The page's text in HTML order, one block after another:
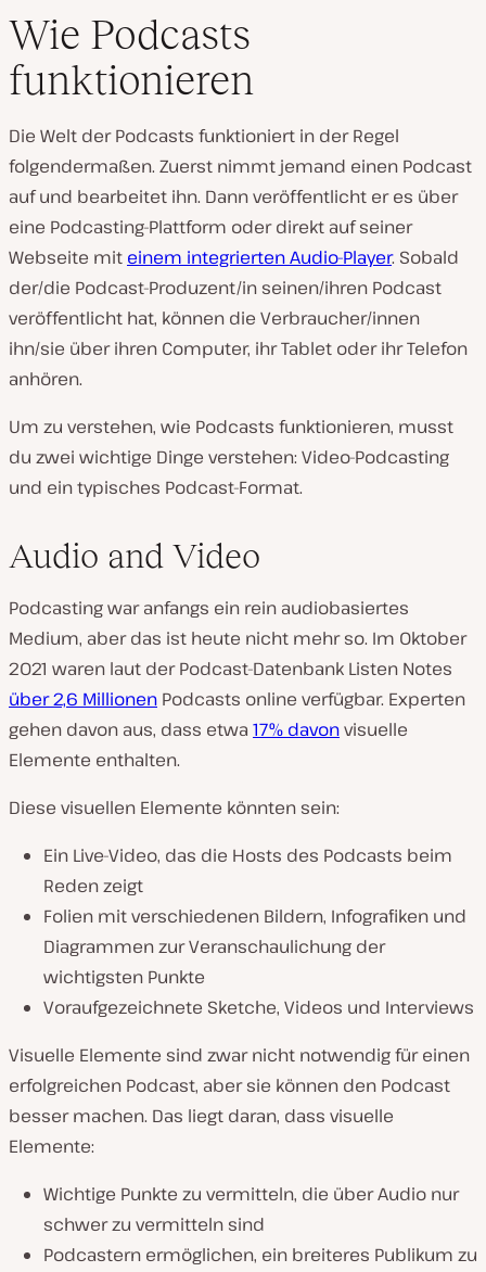
Wie Podcasts
funktionieren
Die Welt der Podcasts funktioniert in der Regel
folgendermaßen. Zuerst nimmt jemand einen Podcast
auf und bearbeitet ihn. Dann veröffentlicht er es über
eine Podcasting-Plattform oder direkt auf seiner
Webseite mit einem integrierten Audio-Player. Sobald
der/die Podcast-Produzent/in seinen/ihren Podcast
veröffentlicht hat, können die Verbraucher/innen
ihn/sie über ihren Computer, ihr Tablet oder ihr Telefon
anhören.
Um zu verstehen, wie Podcasts funktionieren, musst
du zwei wichtige Dinge verstehen: Video-Podcasting
und ein typisches Podcast-Format.
Audio and Video
Podcasting war anfangs ein rein audiobasiertes
Medium, aber das ist heute nicht mehr so. Im Oktober
2021 waren laut der Podcast-Datenbank Listen Notes
über 2,6 Millionen Podcasts online verfügbar. Experten
gehen davon aus, dass etwa 17% davonvisuelle
Elemente enthalten.
Diese visuellen Elemente könnten sein:
Ein Live-Video, das die Hosts des Podcasts beim
Reden zeigt
Folien mit verschiedenen Bildern, Infografiken und
Diagrammen zur Veranschaulichung der
wichtigsten Punkte
Voraufgezeichnete Sketche, Videos und Interviews
Visuelle Elemente sind zwar nicht notwendig für einen
erfolgreichen Podcast, aber sie können den Podcast
besser machen. Das liegt daran, dass visuelle
Elemente:
Wichtige Punkte zu vermitteln, die über Audio nur
schwer zu vermitteln sind
Podcastern ermöglichen, ein breiteres Publikum zu